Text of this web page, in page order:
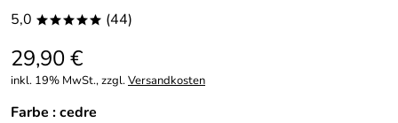
5,0 ***** (44)
29,90 €
inkl. 19% MwSt., zzgl.Versandkosten
Farbe :cedre